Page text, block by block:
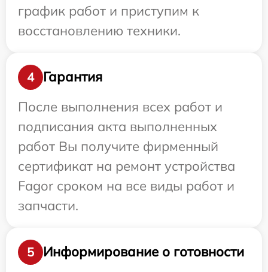
график работ и приступим к
восстановлению техники.
4
Гарантия
После выполнения всех работ и
подписания акта выполненных
работ Вы получите фирменный
сертификат на ремонт устройства
Fagor сроком на все виды работ и
запчасти.
5
Информирование о готовности